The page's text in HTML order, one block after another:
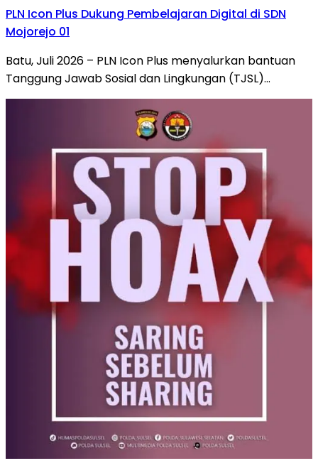
PLN Icon Plus Dukung Pembelajaran Digital di SDN
Mojorejo 01
Batu, Juli 2026 – PLN Icon Plus menyalurkan bantuan
Tanggung Jawab Sosial dan Lingkungan (TJSL)…